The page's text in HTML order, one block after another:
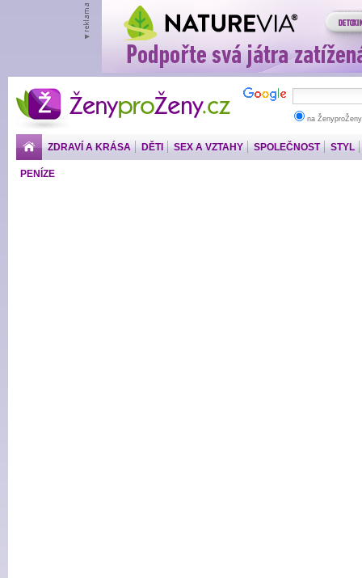
ŽenyproŽeny.cz
na
ZDRAVÍ A KRÁSA DĚTI SEX A VZTAHY SPOLEČNOST STYL
PENÍZE